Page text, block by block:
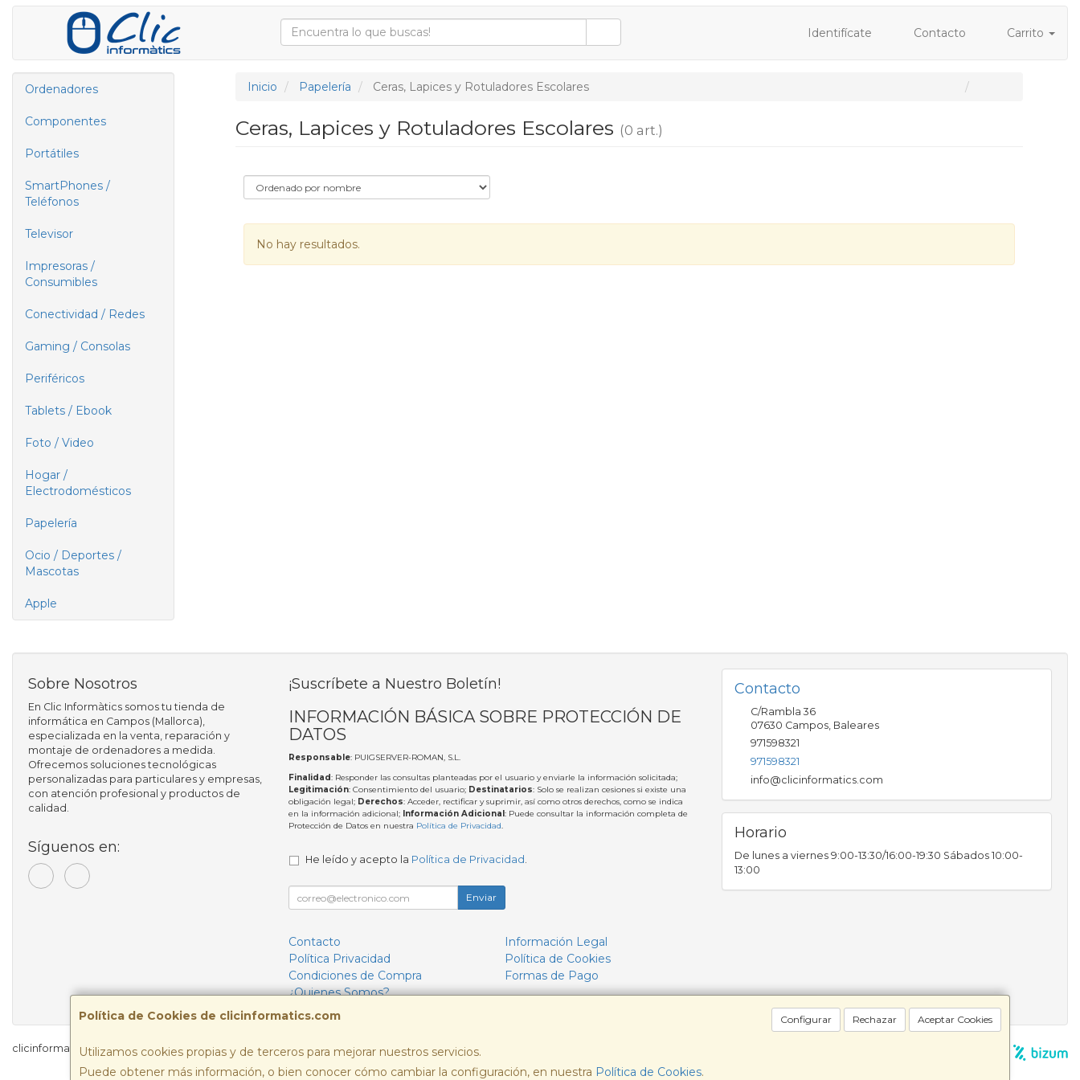
Identifícate Contacto Carrito
Ordenadores
Componentes
Portátiles
SmartPhones /
Teléfonos
Televisor
Impresoras /
Consumibles
Conectividad / Redes
Gaming / Consolas
Periféricos
Tablets / Ebook
Foto / Video
Hogar /
Electrodomésticos
Papelería
Ocio / Deportes /
Mascotas
Apple
Inicio Papelería Ceras, Lapices y Rotuladores Escolares
Ceras, Lapices y Rotuladores Escolares (0 art.)
No hay resultados.
Política de Cookies de clicinformatics.com Configurar Rechazar Aceptar Cookies
Utilizamos cookies propias y de terceros para mejorar nuestros servicios.
Puede obtener más información, o bien conocer cómo cambiar la configuración, en nuestra Política de Cookies.
Sobre Nosotros
En Clic Informàtics somos tu tienda de
informática en Campos (Mallorca),
especializada en la venta, reparación y
montaje de ordenadores a medida.
Ofrecemos soluciones tecnológicas
personalizadas para particulares y empresas,
con atención profesional y productos de
calidad.
Síguenos en:
¡Suscríbete a Nuestro Boletín!
INFORMACIÓN BÁSICA SOBRE PROTECCIÓN DE
DATOS
Responsable: PUIGSERVER-ROMAN, S.L.
Finalidad: Responder las consultas planteadas por el usuario y enviarle la información solicitada;
Legitimación: Consentimiento del usuario; Destinatarios: Solo se realizan cesiones si existe una
obligación legal; Derechos: Acceder, rectificar y suprimir, así como otros derechos, como se indica
en la información adicional; Información Adicional: Puede consultar la información completa de
Protección de Datos en nuestra Política de Privacidad.
He leído y acepto la Política de Privacidad .
Enviar
Contacto
Información Legal
Política Privacidad
Política de Cookies
Condiciones de Compra
Formas de Pago
¿Quienes Somos?
Contacto
C/Rambla 36
07630 Campos, Baleares
971598321
971598321
info@clicinformatics.com
Horario
De lunes a viernes 9:00-13:30/16:00-19:30 Sábados 10:00-
13:00
clicinformatics.com © 2026
, , , , España. - C.I.F.: B57693244 - Tfno: